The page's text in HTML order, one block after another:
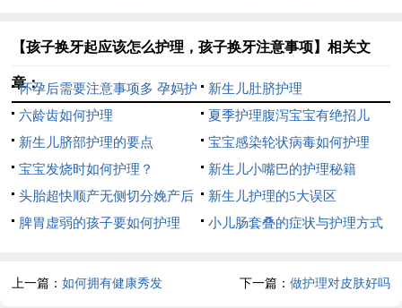
【孩子换牙起应该怎么护理，孩子换牙注意事项】相关文
章：
怀孕后需要注意事项多 孕妈护
理得当胎儿健康发育
新生儿肚脐护理
六龄齿如何护理
夏季护理腹泻宝宝有绝招儿
（精华）
新生儿脐部护理的要点
宝宝感染轮状病毒如何护理
宝宝发烧时如何护理？
新生儿小嘴巴的护理秘籍
头胎超快顺产无侧切分娩产后
护理要点
新生儿护理的5大误区
脾胃虚弱的孩子要如何护理
小儿肠套叠的症状与护理方式
上一篇：如何拥有健康秀发 下一篇： 做护理对皮肤好吗